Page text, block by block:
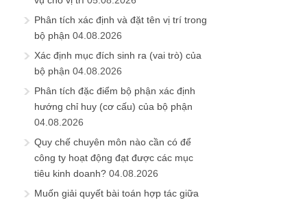
Phân tích xác định và đặt tên vị trí trong
bộ phận 04.08.2026
Xác định mục đích sinh ra (vai trò) của
bộ phận 04.08.2026
Phân tích đặc điểm bộ phận xác định
hướng chỉ huy (cơ cấu) của bộ phận
04.08.2026
Quy chế chuyên môn nào cần có để
công ty hoạt động đạt được các mục
tiêu kinh doanh? 04.08.2026
Muốn giải quyết bài toán hợp tác giữa